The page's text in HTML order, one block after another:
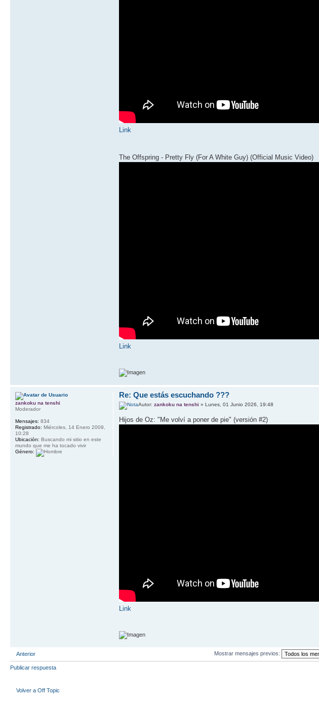
Link
The Offspring - Pretty Fly (For A White Guy) (Official Music Video)
Link
Re: Que estás escuchando ???
Autor:zankoku na tenshi » Lunes, 01 Junio 2026, 19:48
Hijos de Oz: "Me volví a poner de pie" (versión #2)
Link
zankoku na tenshi
Moderador
Mensajes: 834
Registrado: Miércoles, 14 Enero 2009,
10:28
Ubicación: Buscando mi sitio en este
mundo que me ha tocado vivir
Género:
Anterior Mostrar mensajes previos:
Publicar respuesta
Volver a Off Topic